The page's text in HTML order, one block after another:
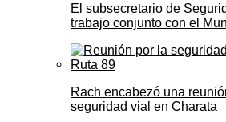
El subsecretario de
trabajo conjunto con el
Rach encabezó una
seguridad vial en Charata